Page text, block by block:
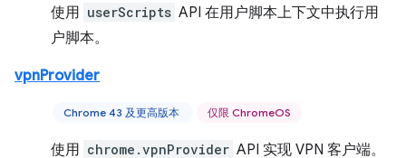
使用 userScripts API 在用户脚本上下文中执行用
户脚本。
vpnProvider
Chrome 43 及更高版本 仅限 ChromeOS
使用 chrome.vpnProvider API 实现 VPN 客户端。